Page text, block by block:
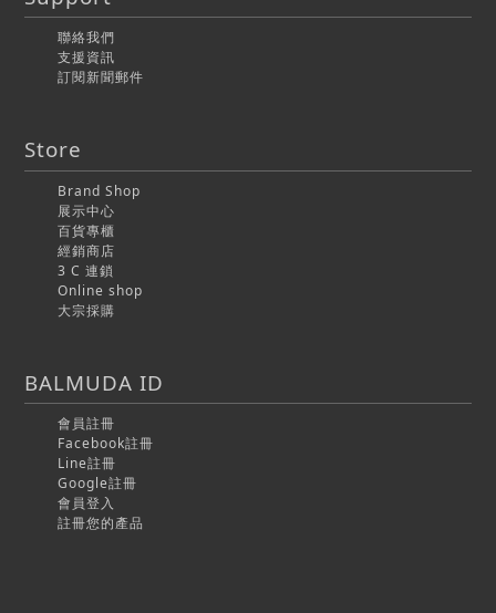
Store
Brand Shop
展示中心
百貨專櫃
經銷商店
3 C 連鎖
Online shop
大宗採購
BALMUDA ID
會員註冊
Facebook註冊
Line註冊
Google註冊
會員登入
註冊您的產品
聯絡我們
支援資訊
訂閱新聞郵件